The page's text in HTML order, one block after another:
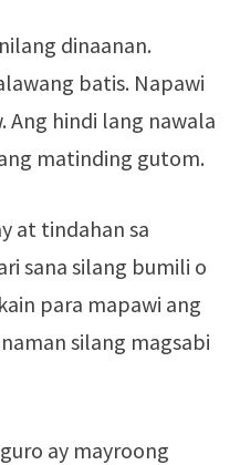
dinaanan.
batis. Napawi
Ang hindi lang nawala
matinding gutom.
at tindahan sa
sana silang bumili o
para mapawi ang
silang magsabi
ay mayroong